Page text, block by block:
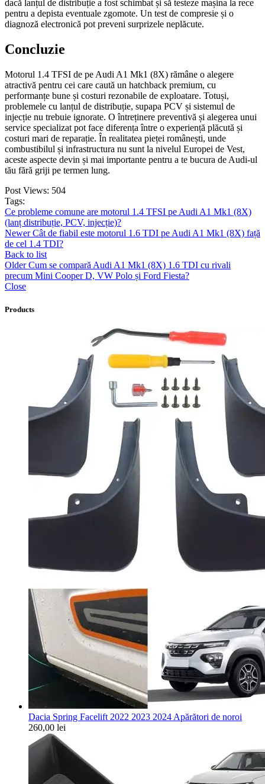
dacă lanțul de distribuție a fost schimbat și să testeze mașina la rece
pentru a depista eventuale zgomote. Un test de compresie și o
diagnoză electronică pot preveni surprizele neplăcute.
Concluzie
Motorul 1.4 TFSI de pe Audi A1 Mk1 (8X) rămâne o alegere
atractivă pentru cei care caută un hatchback premium, cu
performanțe bune și costuri rezonabile de exploatare. Totuși,
problemele cu lanțul de distribuție, supapa PCV și sistemul de
injecție nu trebuie ignorate. O întreținere preventivă și alegerea unui
service specializat pot face diferența între o experiență plăcută și
costuri mari de reparație. În realitatea pieței românești, unde
combustibilul și infrastructura nu sunt la nivelul Europei de Vest,
aceste aspecte devin și mai importante pentru a te bucura de Audi-ul
tău fără griji pe termen lung.
Post Views: 504
Tags:
Ce probleme comune are motorul 1.4 TFSI pe Audi A1 Mk1 (8X)
(lanț distribuție, PCV, injecție)?
Newer Cât de fiabil este motorul 1.6 TDI pe Audi A1 Mk1 (8X) față
de cel 1.4 TDI?
Back to list
Older Cum se compară Audi A1 Mk1 (8X) 1.6 TDI cu rivali
precum Mini Cooper D, VW Polo și Ford Fiesta?
Close
Products
Dacia Spring Facelift 2022 2023 2024 Apărători de noroi
260,00 lei